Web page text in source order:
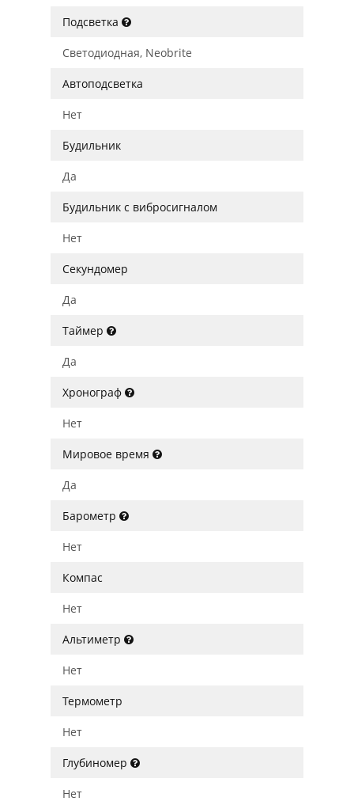
Подсветка
Светодиодная, Neobrite
Автоподсветка
Нет
Будильник
Да
Будильник с вибросигналом
Нет
Секундомер
Да
Таймер
Да
Хронограф
Нет
Мировое время
Да
Барометр
Нет
Компас
Нет
Альтиметр
Нет
Термометр
Нет
Глубиномер
Нет